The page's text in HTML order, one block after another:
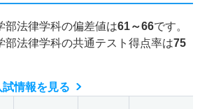
部法律学科の偏差値は61～66です。
部法律学科の共通テスト得点率は75
情報を見る